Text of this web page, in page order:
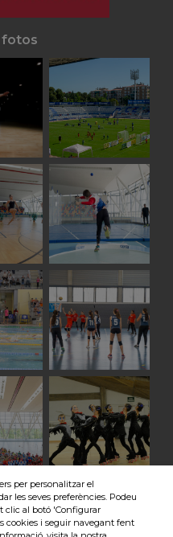
fotos
imatges
per personalitzar el
les seves preferències. Podeu
clic al botó 'Configurar
cookies i seguir navegant fent